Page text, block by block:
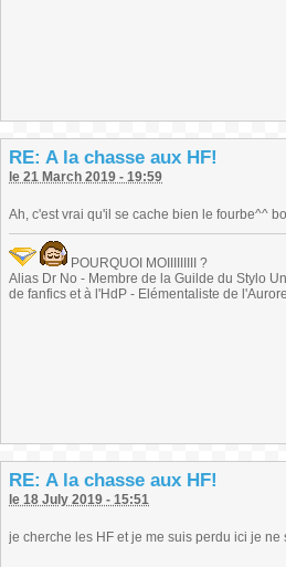
RE: A la chasse aux HF!
le 21 March 2019 - 19:59
Ah, c'est vrai qu'il se cache bien le fourbe^^
POURQUOI MOIIIIIIIII ?
Alias Dr No - Membre de la Guilde du Stylo
de fanfics et à l'HdP - Elémentaliste de l'Aurore
RE: A la chasse aux HF!
le 18 July 2019 - 15:51
je cherche les HF et je me suis perdu ici je ne